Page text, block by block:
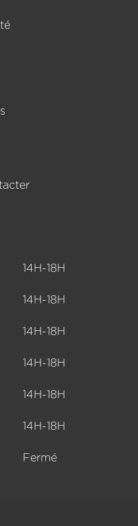
14H-18H
14H-18H
14H-18H
14H-18H
14H-18H
14H-18H
Fermé